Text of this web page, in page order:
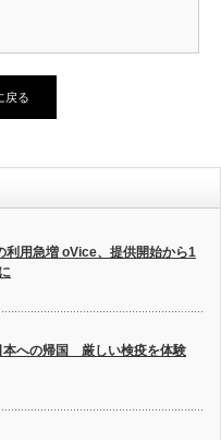
戻る
利用急増 oVice、提供開始から1
への帰国 厳しい検疫を体験